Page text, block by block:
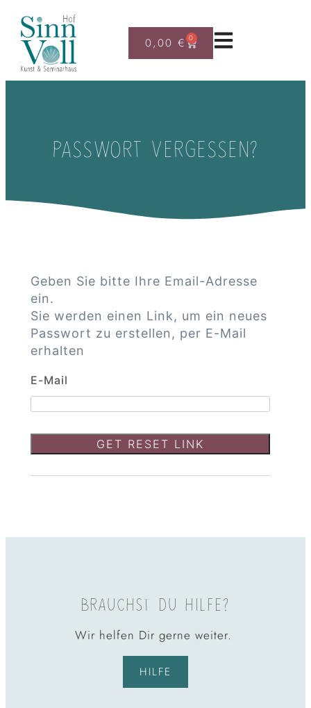
0,00€ 0
PASSWORT VERGESSEN?
Geben Sie bitte Ihre Email-Adresse
ein.
Sie werden einen Link, um ein neues
Passwort zu erstellen, per E-Mail
erhalten
E-Mail
BRAUCHST DU HILFE?
Wir helfen Dir gerne weiter.
HILFE